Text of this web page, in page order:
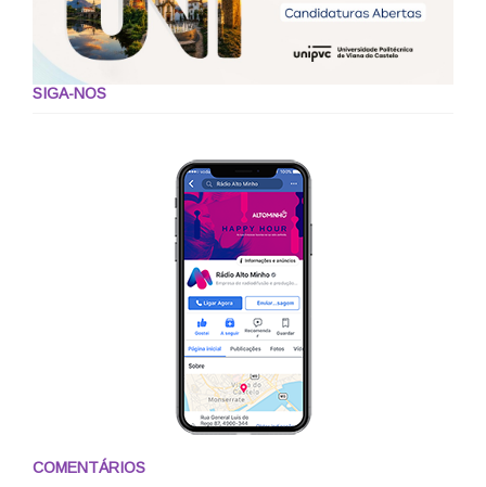
SIGA-NOS
COMENTÁRIOS